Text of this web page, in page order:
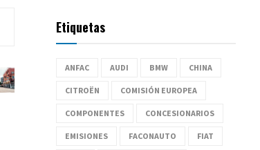
Etiquetas
ANFAC AUDI BMW CHINA
CITROËN COMISIÓN EUROPEA
COMPONENTES CONCESIONARIOS
EMISIONES FACONAUTO FIAT